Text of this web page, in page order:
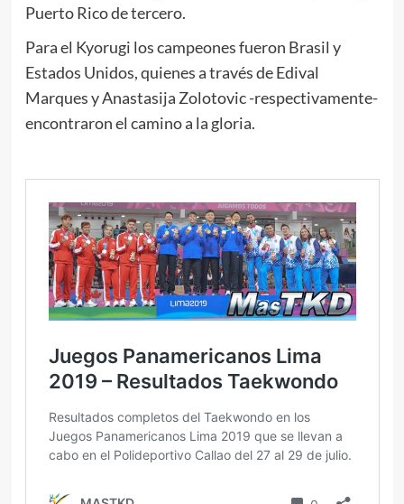
Puerto Rico de tercero.
Para el Kyorugi los campeones fueron Brasil y
Estados Unidos, quienes a través de Edival
Marques y Anastasija Zolotovic -respectivamente-
encontraron el camino a la gloria.